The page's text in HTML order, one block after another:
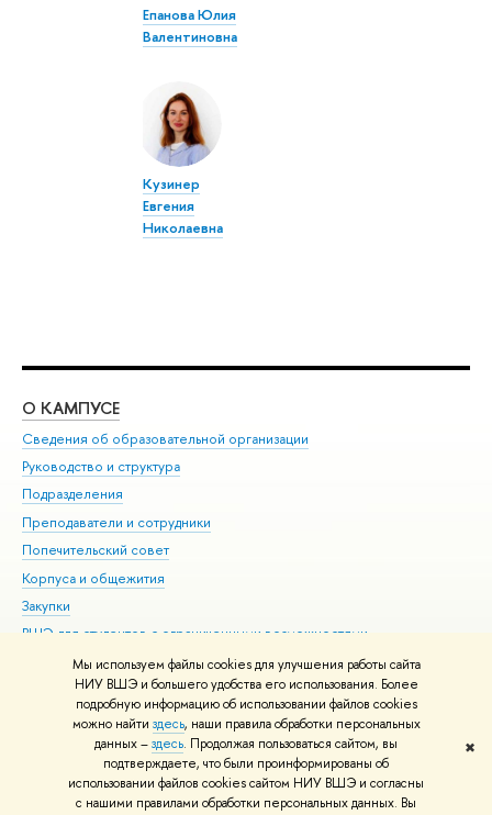
Мы используем файлы cookies для улучшения работы сайта
НИУ ВШЭ и большего удобства его использования. Более
подробную информацию об использовании файлов cookies
можно найти здесь, наши правила обработки персональных
данных –здесь. Продолжая пользоваться сайтом, вы
подтверждаете, что были проинформированы об
использовании файлов cookies сайтом НИУ ВШЭ и согласны
с нашими правилами обработки персональных данных. Вы
✖
Епанова Юлия
Валентиновна
Кузинер
Евгения
Николаевна
О КАМПУСЕ
Сведения об образовательной организации
Руководство и структура
Подразделения
Преподаватели и сотрудники
Попечительский совет
Корпуса и общежития
Закупки
ВШЭ для студентов с ограниченными возможностями
здоровья и инвалидностью
Версия для слабовидящих
Единая платежная страница
© НИУ ВШЭ 1993–2026 Адреса и контакты Условия использования
материалов Политика конфиденциальности Карта сайта